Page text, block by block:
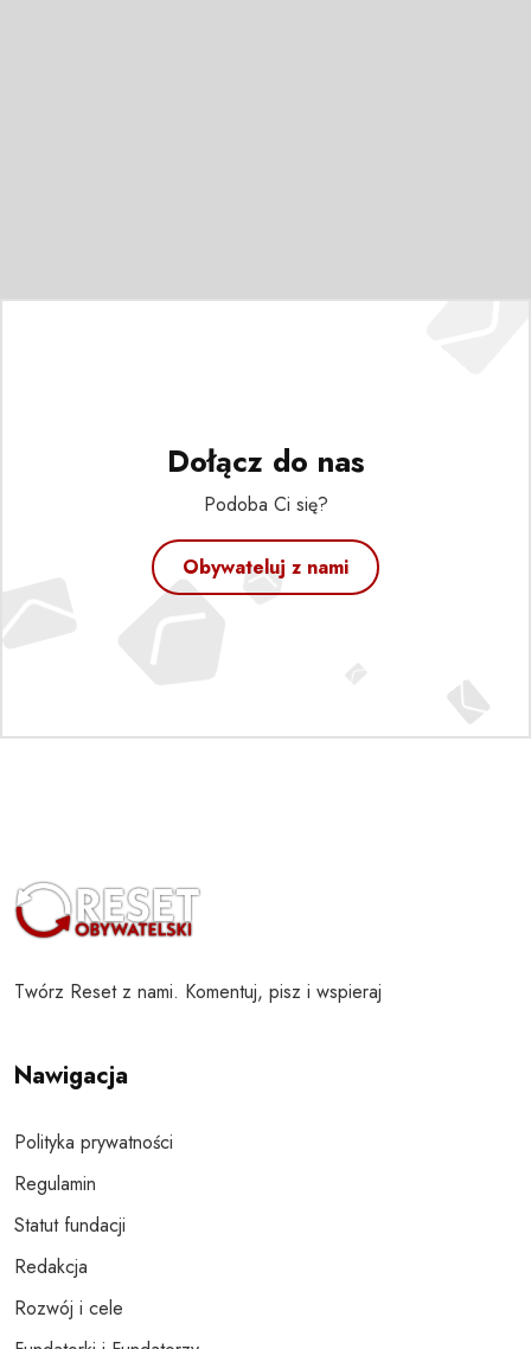
Dołącz do nas
Podoba Ci się?
Obywateluj z nami
Twórz Reset z nami. Komentuj, pisz i wspieraj
Nawigacja
Polityka prywatności
Regulamin
Statut fundacji
Redakcja
Rozwój i cele